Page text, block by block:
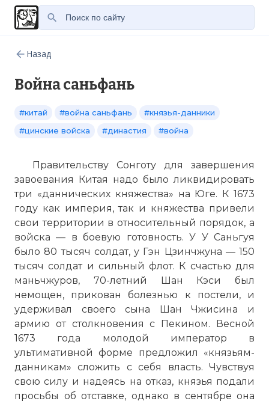
Назад
Война саньфань
#китай #война саньфань
#князья-данники
#цинские войска
#династия #война
Правительству Сонготу для завершения
завоевания Китая надо было ликвидировать
три «даннических княжества» на Юге. К 1673
году как империя, так и княжества привели
свои территории в относительный порядок, а
войска — в боевую готовность. У У Саньгуя
было 80 тысяч солдат, у Гэн Цзинчжуна — 150
тысяч солдат и сильный флот. К счастью для
маньчжуров, 70-летний Шан Кэси был
немощен, прикован болезнью к постели, и
удерживал своего сына Шан Чжисина и
армию от столкновения с Пекином. Весной
1673 года молодой император в
ультимативной форме предложил «князьям-
данникам» сложить с себя власть. Чувствуя
свою силу и надеясь на отказ, князья подали
просьбы об отставке, однако в сентябре она